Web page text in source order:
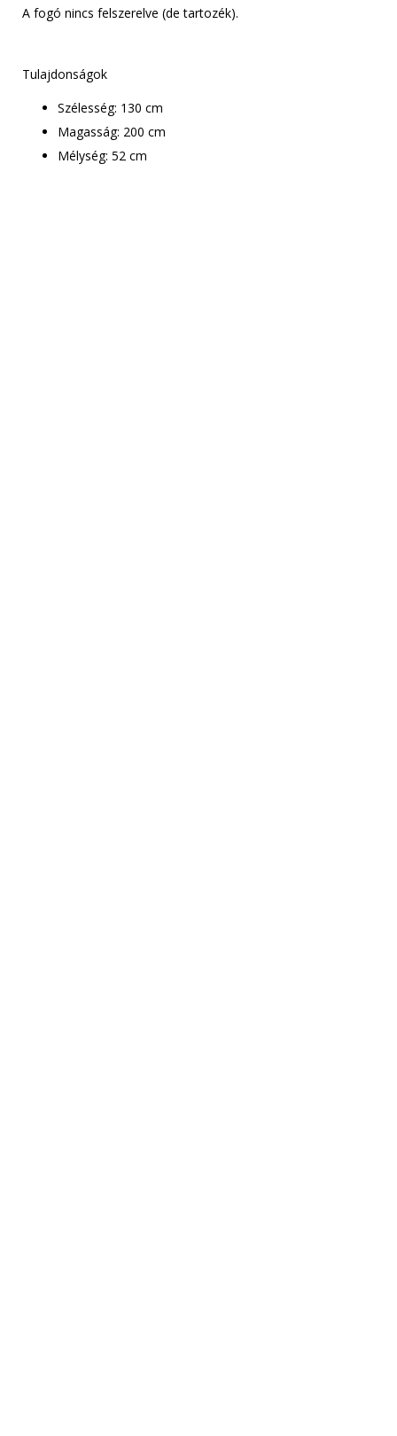
A fogó nincs felszerelve (de tartozék).
Tulajdonságok
Szélesség: 130 cm
Magasság: 200 cm
Mélység: 52 cm